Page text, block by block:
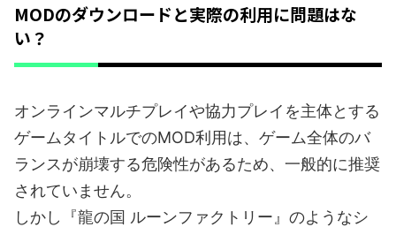
MODのダウンロードと実際の利用に問題はな
い？
オンラインマルチプレイや協力プレイを主体とする
ゲームタイトルでのMOD利用は、ゲーム全体のバ
ランスが崩壊する危険性があるため、一般的に推奨
されていません。
しかし『龍の国 ルーンファクトリー』のようなシ